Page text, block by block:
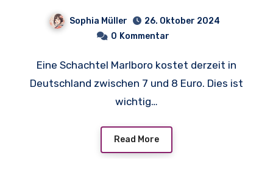
Preise im Überblick!
Sophia Müller
26. Oktober 2024
0 Kommentar
Eine Schachtel Marlboro kostet derzeit in
Deutschland zwischen 7 und 8 Euro. Dies ist
wichtig…
Read More